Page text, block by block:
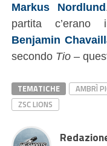
Markus Nordlund
partita
Benjamin
secondo Tio–
TEMATICHE AMBRÌ
ZSC LIONS